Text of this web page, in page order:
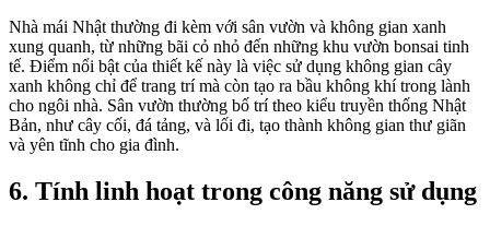
Nhà mái Nhật thường đi kèm với sân vườn và không gian xanh
xung quanh, từ những bãi cỏ nhỏ đến những khu vườn bonsai tinh
tế. Điểm nổi bật của thiết kế này là việc sử dụng không gian cây
xanh không chỉ để trang trí mà còn tạo ra bầu không khí trong lành
cho ngôi nhà. Sân vườn thường bố trí theo kiểu truyền thống Nhật
Bản, như cây cối, đá tảng, và lối đi, tạo thành không gian thư giãn
và yên tĩnh cho gia đình.
6. Tính linh hoạt trong công năng sử dụng